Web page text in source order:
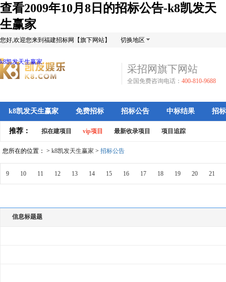
查看2009年10月8日的招标公告-k8凯发天
生赢家
您好,欢迎您来到福建招标网【旗下网站】 切换地区
k8凯发天生赢家
采招网旗下网站
全国免费咨询电话： 400-810-9688
k8凯发天生赢家 免费招标 招标公告 中标结果 招
推荐： 拟在建项目 vip项目 最新收录项目 项目追踪
您所在的位置： > k8凯发天生赢家 > 招标公告
9 10 11 12 13 14 15 16 17 18 19 20 21
信息标题题